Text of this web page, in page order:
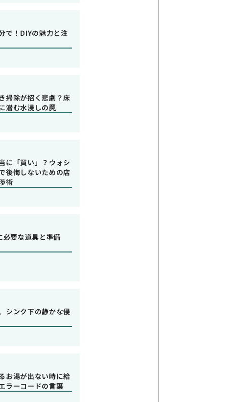
で！DIYの魅力と注
掃除が招く悲劇？床
潜む水浸しの罠
に「買い」？ウォシ
後悔しないための店
術
必要な道具と準備
シンク下の静かな侵
お湯が出ない時に給
ラーコードの言葉